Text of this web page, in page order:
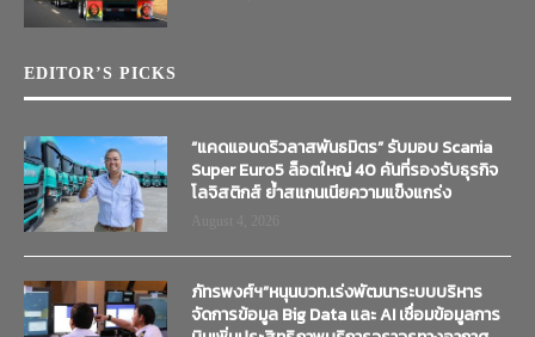
EDITOR’S PICKS
“แคดแอนดริวลาสพันธมิตร” รับมอบ Scania
Super Euro5 ล็อตใหญ่ 40 คันที่รองรับธุรกิจ
โลจิสติกส์ ย้ำสแกนเนียความแข็งแกร่ง
ภัทรพงศ์ฯ”หนุนบวท.เร่งพัฒนาระบบบริหาร
จัดการข้อมูล Big Data และ AI เชื่อมข้อมูลการ